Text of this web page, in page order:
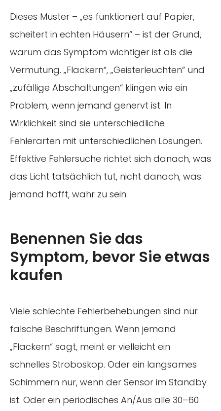
Dieses Muster – „es funktioniert auf Papier,
scheitert in echten Häusern“ – ist der Grund,
warum das Symptom wichtiger ist als die
Vermutung. „Flackern“, „Geisterleuchten“ und
„zufällige Abschaltungen“ klingen wie ein
Problem, wenn jemand genervt ist. In
Wirklichkeit sind sie unterschiedliche
Fehlerarten mit unterschiedlichen Lösungen.
Effektive Fehlersuche richtet sich danach, was
das Licht tatsächlich tut, nicht danach, was
jemand hofft, wahr zu sein.
Benennen Sie das
Symptom, bevor Sie etwas
kaufen
Viele schlechte Fehlerbehebungen sind nur
falsche Beschriftungen. Wenn jemand
„Flackern“ sagt, meint er vielleicht ein
schnelles Stroboskop. Oder ein langsames
Schimmern nur, wenn der Sensor im Standby
ist. Oder ein periodisches An/Aus alle 30–60